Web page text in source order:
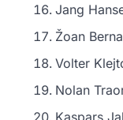
Jang
Žoan
Volter
Nolan
Kaspars